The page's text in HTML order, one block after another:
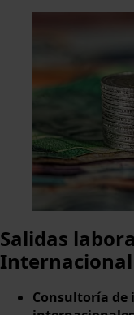
Salidas
Internacional
Consultoría de